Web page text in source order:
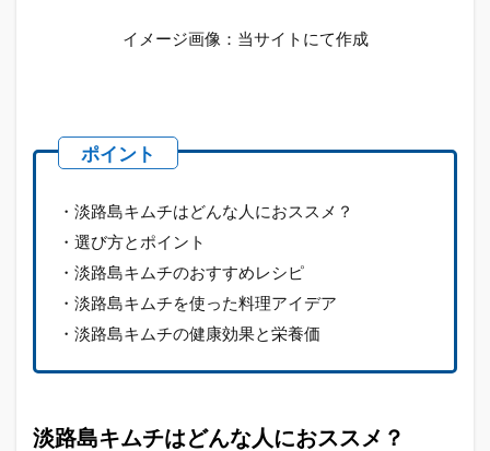
イメージ画像：当サイトにて作成
・淡路島キムチはどんな人におススメ？
・選び方とポイント
・淡路島キムチのおすすめレシピ
・淡路島キムチを使った料理アイデア
・淡路島キムチの健康効果と栄養価
淡路島キムチはどんな人におススメ？